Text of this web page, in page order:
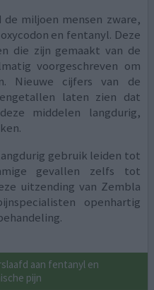
miljoen mensen zware,
en fentanyl. Deze
die zijn gemaakt van de
voorgeschreven om
Nieuwe cijfers van de
laten zien dat
middelen langdurig,
gebruik leiden tot
gevallen zelfs tot
uitzending van Zembla
openhartig
aan fentanyl en
pijn